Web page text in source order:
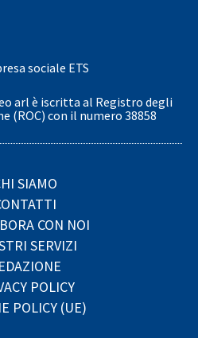
sociale ETS
arl è iscritta al Registro degli
(ROC) con il numero 38858
SIAMO
CON NOI
SERVIZI
POLICY
POLICY (UE)